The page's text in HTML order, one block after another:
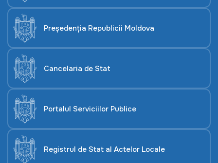
Președenția Republicii Moldova
Cancelaria de Stat
Portalul Serviciilor Publice
Registrul de Stat al Actelor Locale